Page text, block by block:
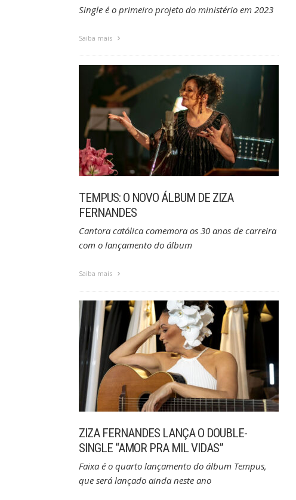
Single é o primeiro projeto do ministério em 2023
Saiba mais
TEMPUS: O NOVO ÁLBUM DE ZIZA
FERNANDES
Cantora católica comemora os 30 anos de carreira
com o lançamento do álbum
Saiba mais
ZIZA FERNANDES LANÇA O DOUBLE-
SINGLE “AMOR PRA MIL VIDAS”
Faixa é o quarto lançamento do álbum Tempus,
que será lançado ainda neste ano